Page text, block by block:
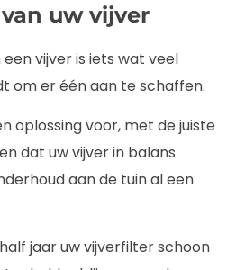
uw vijver
vijver is iets wat veel
om er één aan te schaffen.
oplossing voor, met de juiste
dat uw vijver in balans
aan de tuin al een
jaar uw vijverfilter schoon